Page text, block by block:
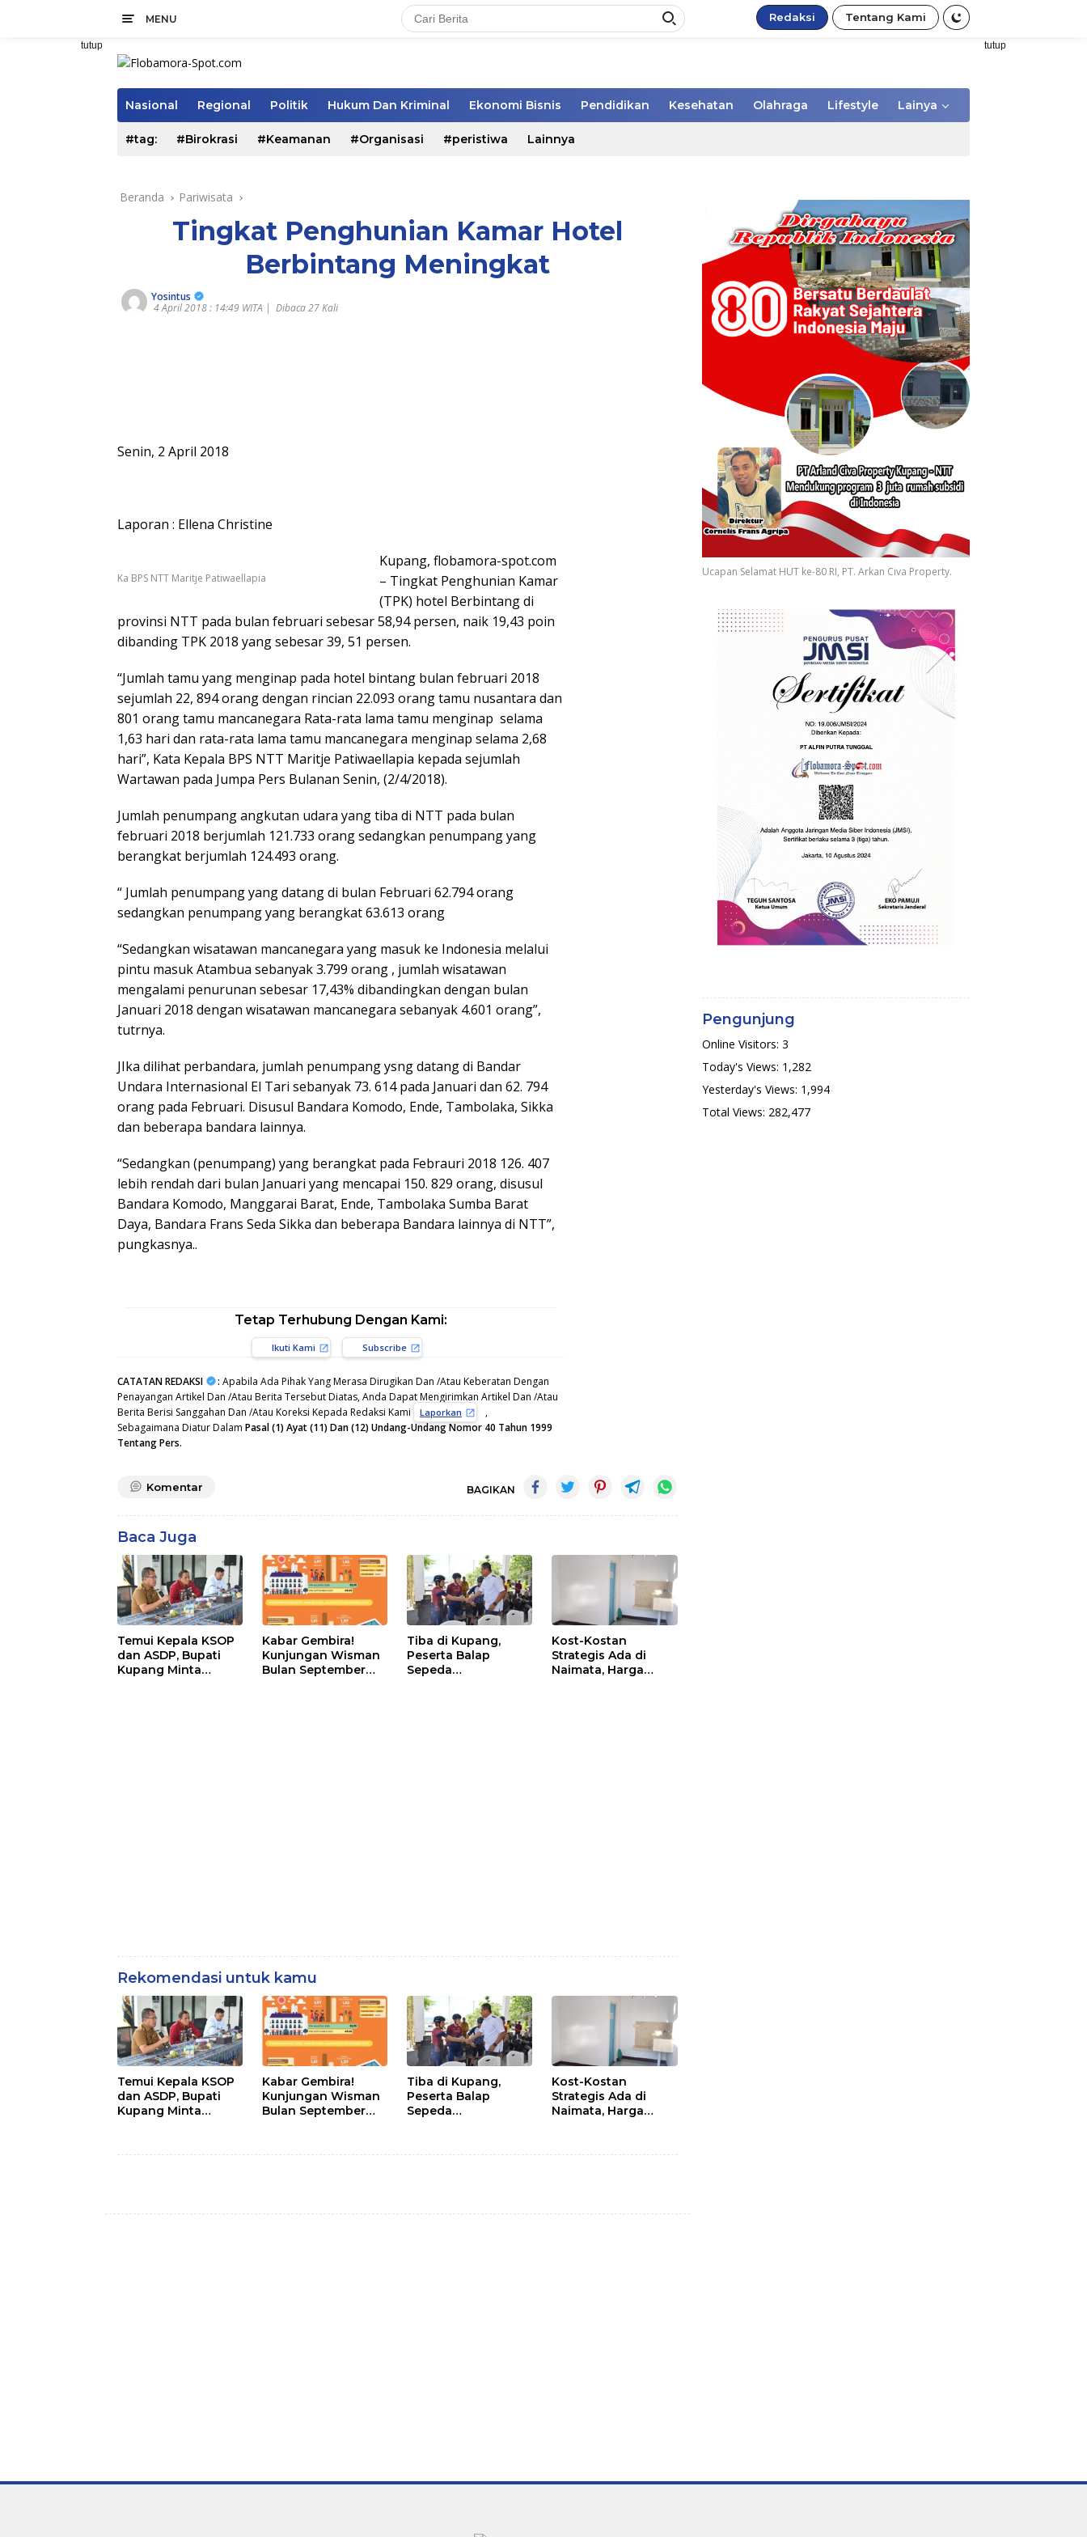
MENU Redaksi Tentang Kami
tutup tutup
Nasional Regional Politik Hukum Dan Kriminal Ekonomi Bisnis Pendidikan Kesehatan Olahraga Lifestyle Lainya
#tag: #Birokrasi #Keamanan #Organisasi #peristiwa Lainnya
Beranda Pariwisata
Tingkat Penghunian Kamar Hotel
Berbintang Meningkat
Yosintus
4 April 2018 : 14:49 WITA | Dibaca 27 Kali
Senin, 2 April 2018
Laporan : Ellena Christine
Ka BPS NTT Maritje Patiwaellapia
Kupang, flobamora-spot.com
– Tingkat Penghunian Kamar
(TPK) hotel Berbintang di
provinsi NTT pada bulan februari sebesar 58,94 persen, naik 19,43 poin
dibanding TPK 2018 yang sebesar 39, 51 persen.
“Jumlah tamu yang menginap pada hotel bintang bulan februari 2018
sejumlah 22, 894 orang dengan rincian 22.093 orang tamu nusantara dan
801 orang tamu mancanegara Rata-rata lama tamu menginap selama
1,63 hari dan rata-rata lama tamu mancanegara menginap selama 2,68
hari”, Kata Kepala BPS NTT Maritje Patiwaellapia kepada sejumlah
Wartawan pada Jumpa Pers Bulanan Senin, (2/4/2018).
Jumlah penumpang angkutan udara yang tiba di NTT pada bulan
februari 2018 berjumlah 121.733 orang sedangkan penumpang yang
berangkat berjumlah 124.493 orang.
“ Jumlah penumpang yang datang di bulan Februari 62.794 orang
sedangkan penumpang yang berangkat 63.613 orang
“Sedangkan wisatawan mancanegara yang masuk ke Indonesia melalui
pintu masuk Atambua sebanyak 3.799 orang , jumlah wisatawan
mengalami penurunan sebesar 17,43% dibandingkan dengan bulan
Januari 2018 dengan wisatawan mancanegara sebanyak 4.601 orang”,
tutrnya.
JIka dilihat perbandara, jumlah penumpang ysng datang di Bandar
Undara Internasional El Tari sebanyak 73. 614 pada Januari dan 62. 794
orang pada Februari. Disusul Bandara Komodo, Ende, Tambolaka, Sikka
dan beberapa bandara lainnya.
“Sedangkan (penumpang) yang berangkat pada Febrauri 2018 126. 407
lebih rendah dari bulan Januari yang mencapai 150. 829 orang, disusul
Bandara Komodo, Manggarai Barat, Ende, Tambolaka Sumba Barat
Daya, Bandara Frans Seda Sikka dan beberapa Bandara lainnya di NTT”,
pungkasnya..
Tetap Terhubung Dengan Kami:
Ikuti Kami Subscribe
CATATAN REDAKSI : Apabila Ada Pihak Yang Merasa Dirugikan Dan /Atau Keberatan Dengan
Penayangan Artikel Dan /Atau Berita Tersebut Diatas, Anda Dapat Mengirimkan Artikel Dan /Atau
Berita Berisi Sanggahan Dan /Atau Koreksi Kepada Redaksi Kami
Laporkan
,
Sebagaimana Diatur Dalam Pasal (1) Ayat (11) Dan (12) Undang-Undang Nomor 40 Tahun 1999
Tentang Pers.
Komentar BAGIKAN
Baca Juga
Temui Kepala KSOP
dan ASDP, Bupati
Kupang Minta
Kabar Gembira!
Kunjungan Wisman
Bulan September
Tiba di Kupang,
Peserta Balap
Sepeda
Kost-Kostan
Strategis Ada di
Naimata, Harga
Rekomendasi untuk kamu
Temui Kepala KSOP
dan ASDP, Bupati
Kupang Minta
Patung Kristus, Ini
Kabar Gembira!
Kunjungan Wisman
Bulan September
Tiba di Kupang,
Peserta Balap
Sepeda
Bupati dan Wakil
Kost-Kostan
Strategis Ada di
Naimata, Harga
Ucapan Selamat HUT ke-80 RI, PT. Arkan Civa Property.
Pengunjung
Online Visitors: 3
Today's Views: 1,282
Yesterday's Views: 1,994
Total Views: 282,477